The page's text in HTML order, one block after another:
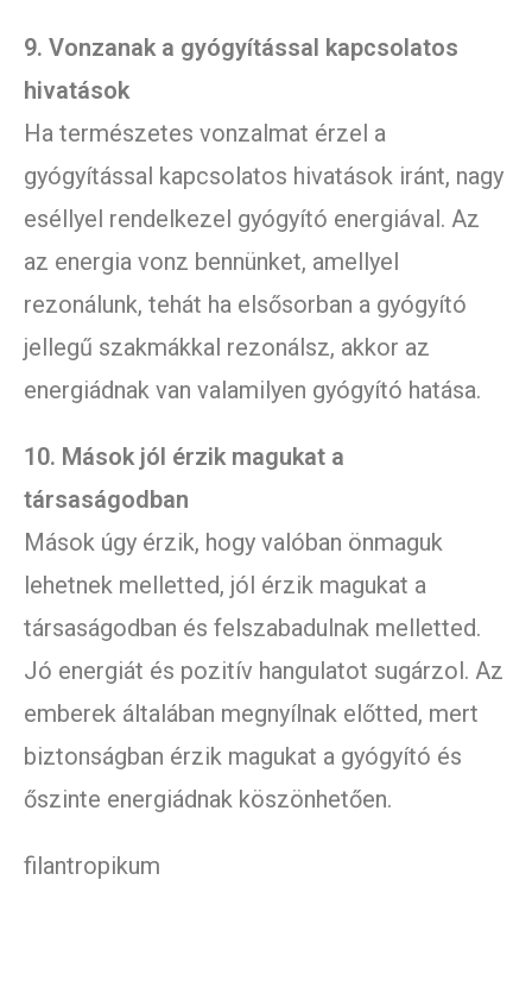
9. Vonzanak a gyógyítással kapcsolatos
hivatások
Ha természetes vonzalmat érzel a
gyógyítással kapcsolatos hivatások iránt, nagy
eséllyel rendelkezel gyógyító energiával. Az
az energia vonz bennünket, amellyel
rezonálunk, tehát ha elsősorban a gyógyító
jellegű szakmákkal rezonálsz, akkor az
energiádnak van valamilyen gyógyító hatása.
10. Mások jól érzik magukat a
társaságodban
Mások úgy érzik, hogy valóban önmaguk
lehetnek melletted, jól érzik magukat a
társaságodban és felszabadulnak melletted.
Jó energiát és pozitív hangulatot sugárzol. Az
emberek általában megnyílnak előtted, mert
biztonságban érzik magukat a gyógyító és
őszinte energiádnak köszönhetően.
filantropikum